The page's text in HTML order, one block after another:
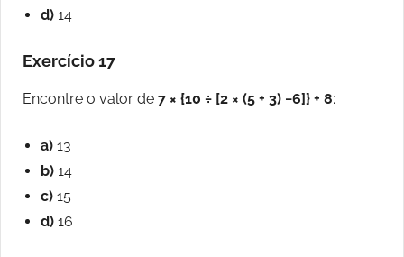
d) 14
Exercício 17
Encontre o valor de 7 × {10 ÷ [2 × (5 + 3) −6]} + 8:
a) 13
b) 14
c) 15
d) 16